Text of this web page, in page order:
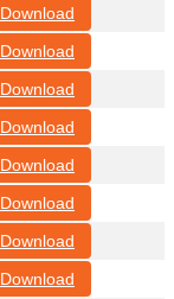
Download
Download
Download
Download
Download
Download
Download
Download